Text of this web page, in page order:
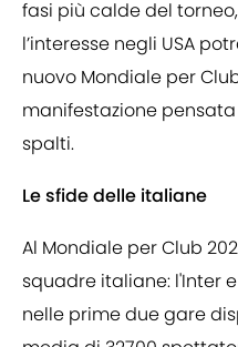
fasi più calde del
l’interesse negli USA
nuovo Mondiale per
manifestazione
spalti.
Le sfide delle italiane
Al Mondiale per Club
squadre italiane: l'Inter
nelle prime due gare